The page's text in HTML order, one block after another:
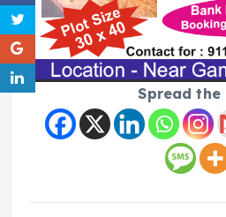
Spread the